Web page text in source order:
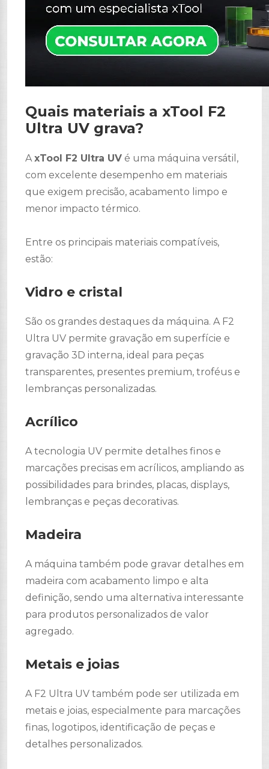
Quais materiais a xTool F2
Ultra UV grava?
AxTool F2 Ultra UV é uma máquina versátil,
com excelente desempenho em materiais
que exigem precisão, acabamento limpo e
menor impacto térmico.
Entre os principais materiais compatíveis,
estão:
Vidro e cristal
São os grandes destaques da máquina. A F2
Ultra UV permite gravação em superfície e
gravação 3D interna, ideal para peças
transparentes, presentes premium, troféus e
lembranças personalizadas.
Acrílico
A tecnologia UV permite detalhes finos e
marcações precisas em acrílicos, ampliando as
possibilidades para brindes, placas, displays,
lembranças e peças decorativas.
Madeira
A máquina também pode gravar detalhes em
madeira com acabamento limpo e alta
definição, sendo uma alternativa interessante
para produtos personalizados de valor
agregado.
Metais e joias
A F2 Ultra UV também pode ser utilizada em
metais e joias, especialmente para marcações
finas, logotipos, identificação de peças e
detalhes personalizados.